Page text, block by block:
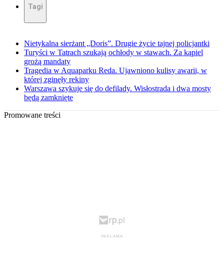
Tagi
Nietykalna sierżant „Doris”. Drugie życie tajnej policjantki
Turyści w Tatrach szukają ochłody w stawach. Za kąpiel
grożą mandaty
Tragedia w Aquaparku Reda. Ujawniono kulisy awarii, w
której zginęły rekiny
Warszawa szykuje się do defilady. Wisłostrada i dwa mosty
będą zamknięte
Promowane treści